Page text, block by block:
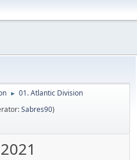
► 01. Atlantic Division
Sabres90)